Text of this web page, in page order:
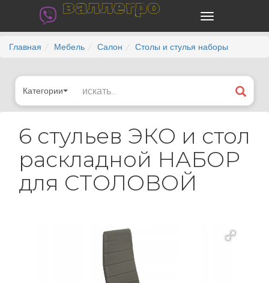
валлегро
Главная Мебель Салон Столы и стулья наборы
Категории
6 стульев ЭКО и стол
раскладной НАБОР
для СТОЛОВОЙ